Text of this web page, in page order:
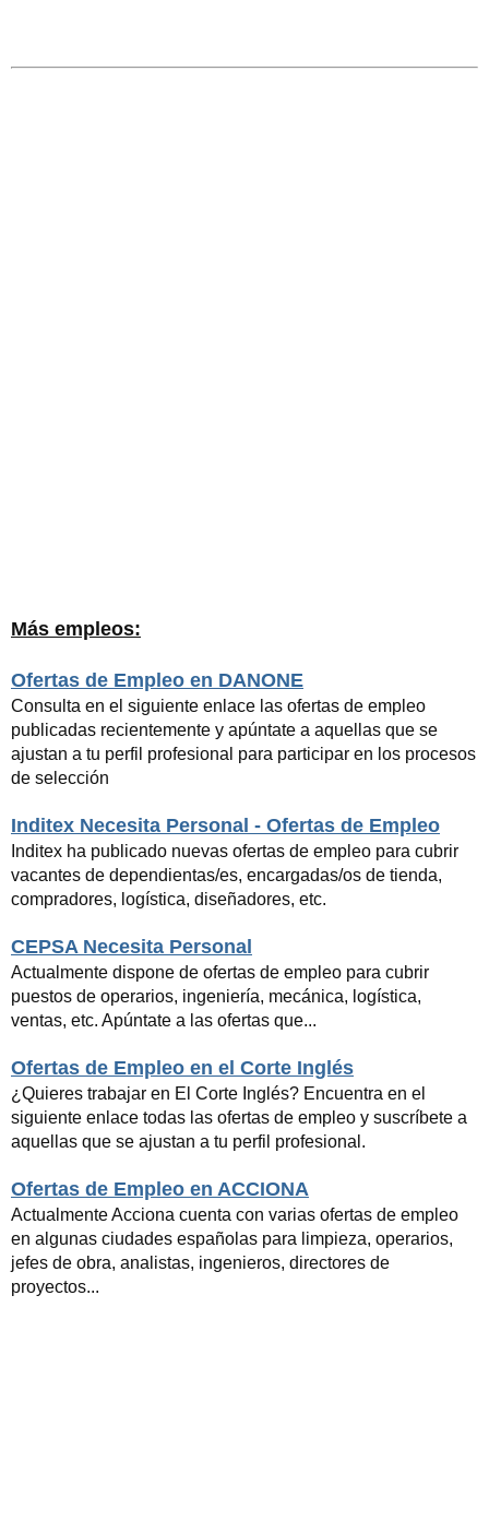
Más empleos:
Ofertas de Empleo en DANONE
Consulta en el siguiente enlace las ofertas de empleo
publicadas recientemente y apúntate a aquellas que se
ajustan a tu perfil profesional para participar en los procesos
de selección
Inditex Necesita Personal - Ofertas de Empleo
Inditex ha publicado nuevas ofertas de empleo para cubrir
vacantes de dependientas/es, encargadas/os de tienda,
compradores, logística, diseñadores, etc.
CEPSA Necesita Personal
Actualmente dispone de ofertas de empleo para cubrir
puestos de operarios, ingeniería, mecánica, logística,
ventas, etc. Apúntate a las ofertas que...
Ofertas de Empleo en el Corte Inglés
¿Quieres trabajar en El Corte Inglés? Encuentra en el
siguiente enlace todas las ofertas de empleo y suscríbete a
aquellas que se ajustan a tu perfil profesional.
Ofertas de Empleo en ACCIONA
Actualmente Acciona cuenta con varias ofertas de empleo
en algunas ciudades españolas para limpieza, operarios,
jefes de obra, analistas, ingenieros, directores de
proyectos...